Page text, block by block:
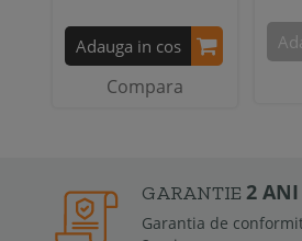
Adauga in cos
Compara
GARANTIE2 ANI
Garantia de